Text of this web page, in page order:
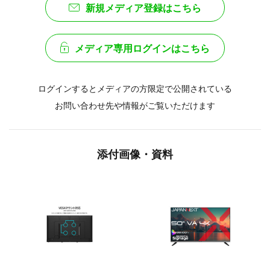
新規メディア登録はこちら
メディア専用ログインはこちら
ログインするとメディアの方限定で公開されている
お問い合わせ先や情報がご覧いただけます
添付画像・資料